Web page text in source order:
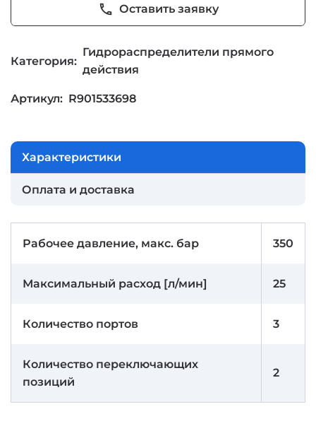
phone Оставить заявку
Категория:
Гидрораспределители прямого
действия
Артикул: R901533698
Характеристики
Оплата и доставка
Рабочее давление, макс. бар 350
Максимальный расход [л/мин] 25
Количество портов 3
Количество переключающих
позиций
2